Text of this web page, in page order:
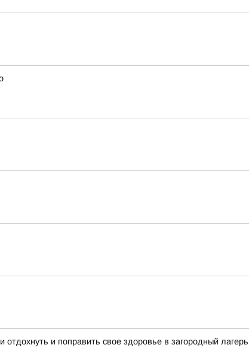
и поправить свое здоровье в загородный